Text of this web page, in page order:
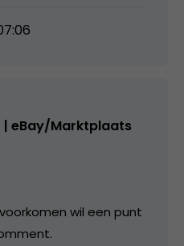
| eBay/Marktplaats
wil een punt